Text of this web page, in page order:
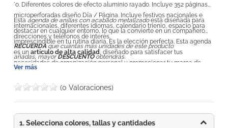
´o. Diferentes colores de efecto aluminio rayado. Incluye 352 páginas
microperforadas diseño Día / Página. Incluye festivos nacionales e
internacionales, diferentes idiomas, calendario trienio, espacio para
direcciones y teléfonos de interés.
Esta agenda de anillas con acabado metalizadoestá diseñada para
destacar en cualquier entorno, lo que la convierte en un compañero
imprescindible en tu rutina diaria. Es la elección perfecta. Esta agenda
es un artículo de alta calidad , diseñado para satisfacer tus
necesidades de organización personal y promocionar tu marca de
RECUERDA que cuántas más unidades de este producto
añadas, mayorDESCUENTOobtendrás.
Ver más
(0 Valoraciones)
1. Selecciona colores, tallas y cantidades